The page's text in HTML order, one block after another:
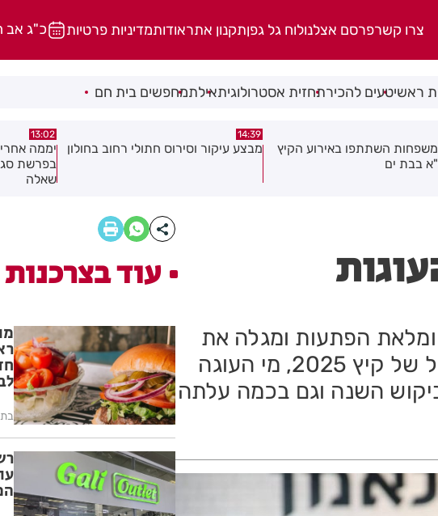
צרו קשרפרסם אצלנולוח גל גפןתקנון אתראודותמדיניות פרטיות כ"ג אב
ראשיטעים להכירתחזית אסטרולוגיתאילתמחפשים בית חם
וסירוס חתולי רחוב בחולון
13:02
יממה אחרי המעצר: פרטים חדשים
12:45
"קאמפ
סוגרים את
המשפחה!
הפתעות ומגלה את
העדפות של הישראלים בסקר העוגות הגדול של קיץ 2025, מי העוגה
השנה וגם בכמה עלתה
עוד בצרכנות